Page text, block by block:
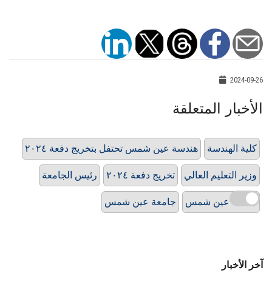
2024-09-26
الأخبار المتعلقة
هندسة عين شمس تحتفل بتخريج دفعة ٢٠٢٤ كلية الهندسة
رئيس الجامعة تخريج دفعة ٢٠٢٤ وزير التعليم العالي
جامعة عين شمس جامعه عين شمس
آخر الأخبار